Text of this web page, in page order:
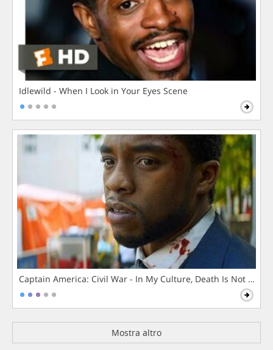
Idlewild - When I Look in Your Eyes Scene
Captain America: Civil War - In My Culture, Death Is Not The
Mostra altro